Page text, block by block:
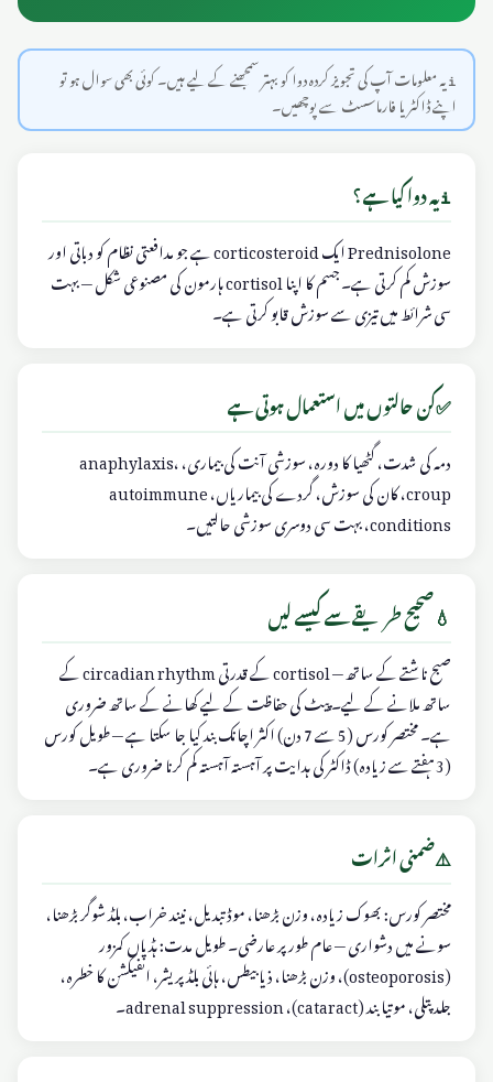
ℹ️ یہ معلومات آپ کی تجویز کردہ دوا کو بہتر سمجھنے کے لیے ہیں۔ کوئی بھی سوال ہو تو
اپنے ڈاکٹر یا فارماسسٹ سے پوچھیں۔
ℹ️یہ دوا کیا ہے؟
Prednisolone ایک corticosteroid ہے جو مدافعتی نظام کو دباتی اور
سوزش کم کرتی ہے۔ جسم کا اپنا cortisol ہارمون کی مصنوعی شکل — بہت
سی شرائط میں تیزی سے سوزش قابو کرتی ہے۔
✅کن حالتوں میں استعمال ہوتی ہے
دمہ کی شدت، گٹھیا کا دورہ، سوزشی آنت کی بیماری، anaphylaxis،
croup، کان کی سوزش، گردے کی بیماریاں، autoimmune
conditions، بہت سی دوسری سوزشی حالتیں۔
💧صحیح طریقے سے کیسے لیں
صبح ناشتے کے ساتھ — cortisol کے قدرتی circadian rhythm کے
ساتھ ملانے کے لیے۔ پیٹ کی حفاظت کے لیے کھانے کے ساتھ ضروری
ہے۔ مختصر کورس (5 سے 7 دن) اکثر اچانک بند کیا جا سکتا ہے — طویل کورس
(3 ہفتے سے زیادہ) ڈاکٹر کی ہدایت پر آہستہ آہستہ کم کرنا ضروری ہے۔
⚠️ضمنی اثرات
مختصر کورس: بھوک زیادہ، وزن بڑھنا، موڈ تبدیل، نیند خراب، بلڈ شوگر بڑھنا،
سونے میں دشواری — عام طور پر عارضی۔ طویل مدت: ہڈیاں کمزور
(osteoporosis)، وزن بڑھنا، ذیابیطس، ہائی بلڈ پریشر، انفیکشن کا خطرہ،
جلد پتلی، موتیا بند (cataract)، adrenal suppression۔